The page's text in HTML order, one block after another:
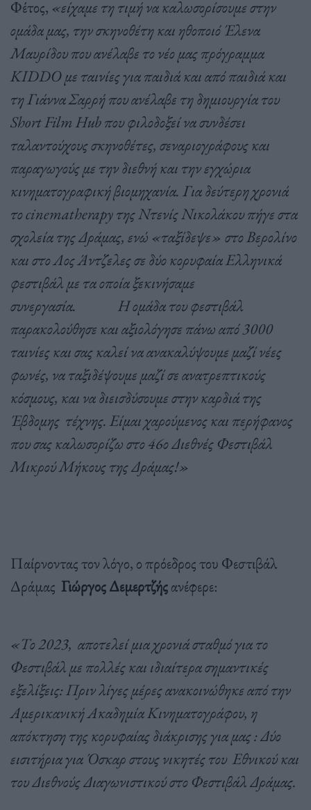
Φέτος, «είχαμε τη τιμή να καλωσορίσουμε στην
ομάδα μας, την σκηνοθέτη και ηθοποιό Έλενα
Μαυρίδου που ανέλαβε το νέο μας πρόγραμμα
KIDDO με ταινίες για παιδιά και από παιδιά και
τη Γιάννα Σαρρή που ανέλαβε τη δημιουργία του
Short Film Hub που φιλοδοξεί να συνδέσει
ταλαντούχους σκηνοθέτες, σεναριογράφους και
παραγωγούς με την διεθνή και την εγχώρια
κινηματογραφική βιομηχανία. Για δεύτερη χρονιά
το cinematherapy της Ντενίς Νικολάκου πήγε στα
σχολεία της Δράμας, ενώ «ταξίδεψε» στο Βερολίνο
και στο Λος Άντζελες σε δύο κορυφαία Ελληνικά
φεστιβάλ με τα οποία ξεκινήσαμε
συνεργασία. Η ομάδα του φεστιβάλ
παρακολούθησε και αξιολόγησε πάνω από 3000
ταινίες και σας καλεί να ανακαλύψουμε μαζί νέες
φωνές, να ταξιδέψουμε μαζί σε ανατρεπτικούς
κόσμους, και να διεισδύσουμε στην καρδιά της
Έβδομης τέχνης. Είμαι χαρούμενος και περήφανος
που σας καλωσορίζω στο 46ο Διεθνές Φεστιβάλ
Μικρού Μήκους της Δράμας!»
Παίρνοντας τον λόγο, ο πρόεδρος του Φεστιβάλ
Δράμας Γιώργος Δεμερτζήςανέφερε:
«Το 2023, αποτελεί μια χρονιά σταθμό για το
Φεστιβάλ με πολλές και ιδιαίτερα σημαντικές
εξελίξεις: Πριν λίγες μέρες ανακοινώθηκε από την
Αμερικανική Ακαδημία Κινηματογράφου, η
απόκτηση της κορυφαίας διάκρισης για μας : Δύο
εισιτήρια για Όσκαρ στους νικητές του Εθνικού και
του Διεθνούς Διαγωνιστικού στο Φεστιβάλ Δράμας.